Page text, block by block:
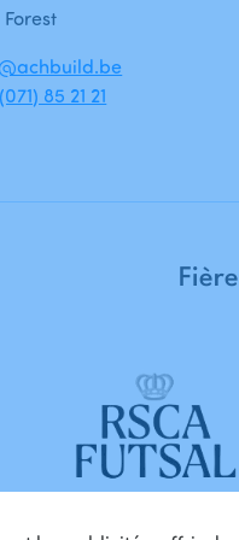
Forest
85 21 21
Fière